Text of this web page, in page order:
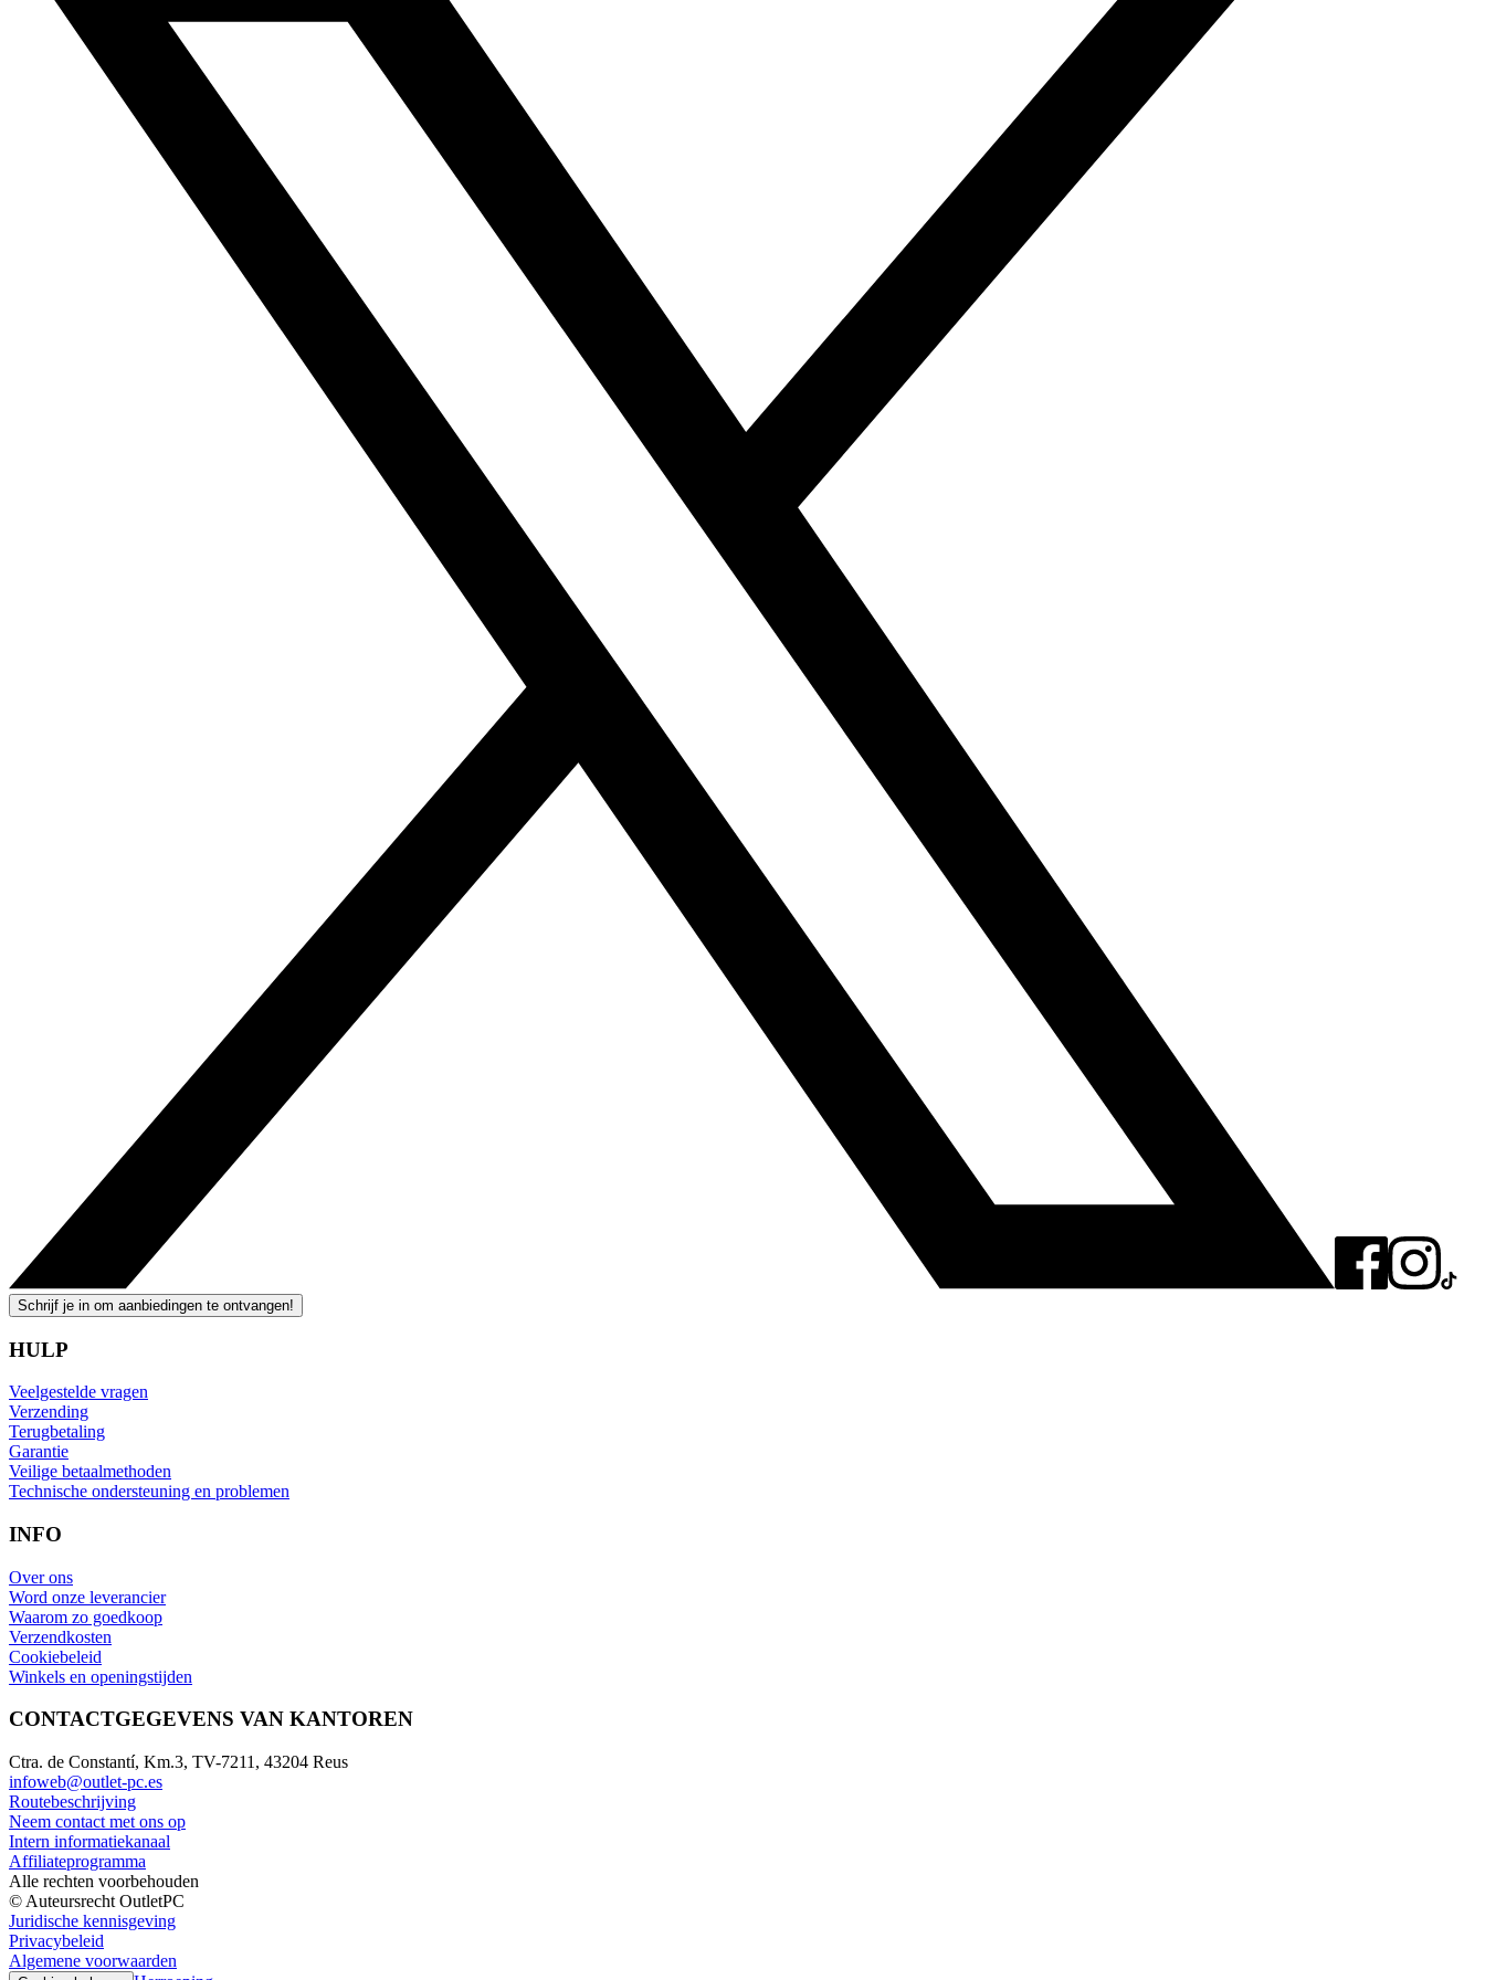
Schrijf je in om aanbiedingen te ontvangen!
HULP
Veelgestelde vragen
Verzending
Terugbetaling
Garantie
Veilige betaalmethoden
Technische ondersteuning en problemen
INFO
Over ons
Word onze leverancier
Waarom zo goedkoop
Verzendkosten
Cookiebeleid
Winkels en openingstijden
CONTACTGEGEVENS VAN KANTOREN
Ctra. de Constantí, Km.3, TV-7211, 43204 Reus
infoweb@outlet-pc.es
Routebeschrijving
Neem contact met ons op
Intern informatiekanaal
Affiliateprogramma
Alle rechten voorbehouden
© Auteursrecht OutletPC
Juridische kennisgeving
Privacybeleid
Algemene voorwaarden